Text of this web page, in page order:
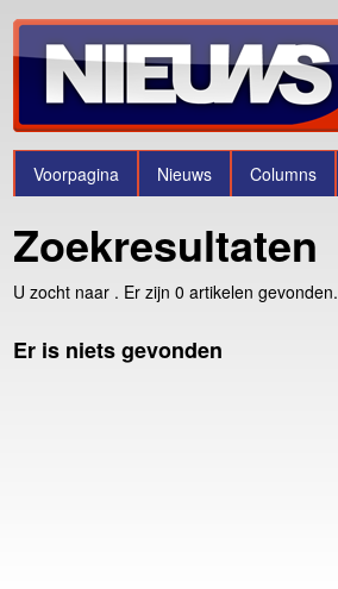
Voorpagina Nieuws Columns
Zoekresultaten
U zocht naar . Er zijn 0 artikelen gevonden.
Er is niets gevonden